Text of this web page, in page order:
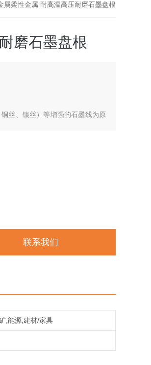
属柔性金属 耐高温高压耐磨石墨盘根
磨石墨盘根
丝、镍丝）等增强的石墨线为原
联系我们
,能源,建材/家具